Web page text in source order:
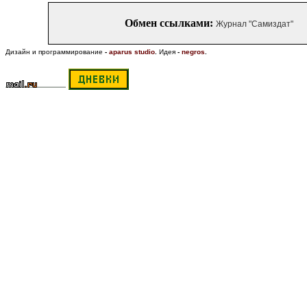
Обмен ссылками: Журнал "Самиздат"
Дизайн и программирование - aparus studio Идея - negros